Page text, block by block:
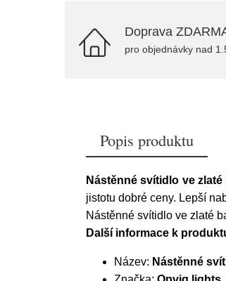
Doprava
pro objednávky nad
Popis produktu
Nástěnné svítidlo ve
jistotu dobré ceny. Lepší
Nástěnné svítidlo ve zlaté
Další informace k
Název: Nástěnné